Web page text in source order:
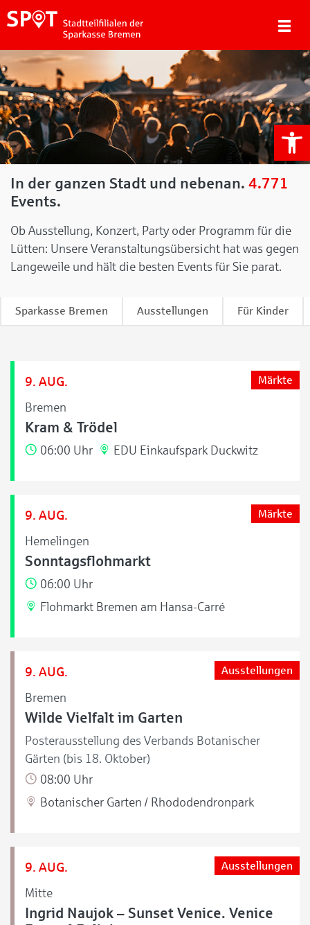
In der ganzen Stadt und nebenan. 4.771
Events.
Ob Ausstellung, Konzert, Party oder Programm für die
Lütten: Unsere Veranstaltungsübersicht hat was gegen
Langeweile und hält die besten Events für Sie parat.
Sparkasse Bremen Ausstellungen Für Kinder
9. AUG.
Bremen
Märkte
Kram & Trödel
06:00 Uhr EDU Einkaufspark Duckwitz
9. AUG.
Hemelingen
Märkte
Sonntagsflohmarkt
06:00 Uhr
Flohmarkt Bremen am Hansa-Carré
9. AUG.
Bremen
Ausstellungen
Wilde Vielfalt im Garten
Posterausstellung des Verbands Botanischer
Gärten (bis 18. Oktober)
08:00 Uhr
Botanischer Garten / Rhododendronpark
9. AUG.
Mitte
Ausstellungen
Ingrid Naujok – Sunset Venice. Venice